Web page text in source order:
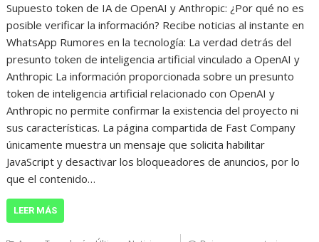
Supuesto token de IA de OpenAI y Anthropic: ¿Por qué no es
posible verificar la información? Recibe noticias al instante en
WhatsApp Rumores en la tecnología: La verdad detrás del
presunto token de inteligencia artificial vinculado a OpenAI y
Anthropic La información proporcionada sobre un presunto
token de inteligencia artificial relacionado con OpenAI y
Anthropic no permite confirmar la existencia del proyecto ni
sus características. La página compartida de Fast Company
únicamente muestra un mensaje que solicita habilitar
JavaScript y desactivar los bloqueadores de anuncios, por lo
que el contenido…
LEER MÁS